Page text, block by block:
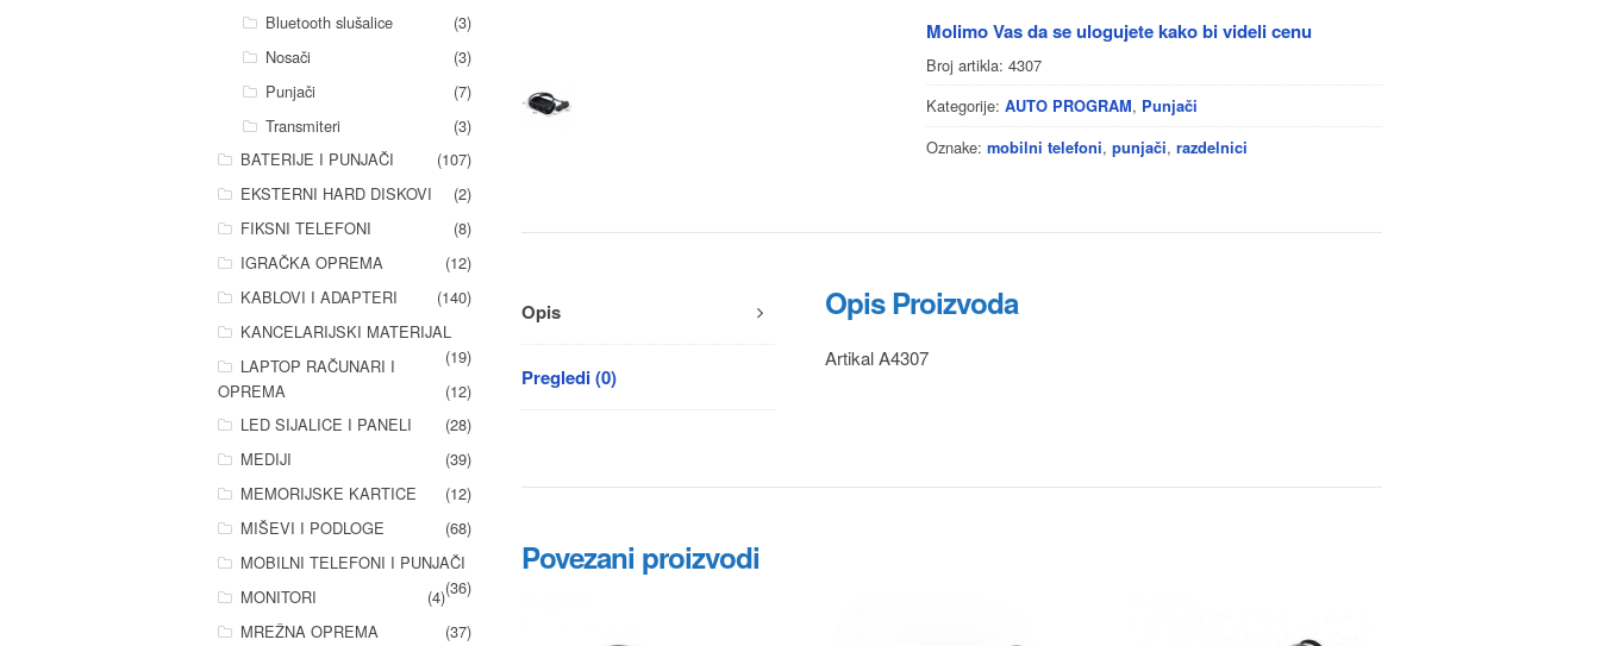
Molimo Vas da se ulogujete kako bi videli cenu
Broj artikla:4307
Kategorije:AUTO PROGRAM, Punjači
Oznake:mobilni telefoni,punjači,razdelnici
Opis
Pregledi (0)
Opis Proizvoda
Artikal A4307
Povezani proizvodi
Bluetooth slušalice
(3)
Nosači
(3)
Punjači
(7)
Transmiteri
(3)
BATERIJE I PUNJAČI
(107)
EKSTERNI HARD DISKOVI
(2)
FIKSNI TELEFONI
(8)
IGRAČKA OPREMA
(12)
KABLOVI I ADAPTERI
(140)
KANCELARIJSKI MATERIJAL
(19)
LAPTOP RAČUNARI I
OPREMA
(12)
LED SIJALICE I PANELI
(28)
MEDIJI
(39)
MEMORIJSKE KARTICE
(12)
MIŠEVI I PODLOGE
(68)
MOBILNI TELEFONI I PUNJAČI
(36)
MONITORI
(4)
MREŽNA OPREMA
(37)